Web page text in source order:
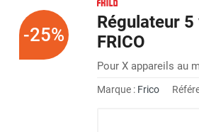
-25%
Régulateur
FRICO
Pour X appareils au
Marque : Frico